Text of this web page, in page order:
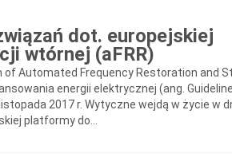
dot. europejskiej
wtórnej (aFRR)
of Automated Frequency Restoration and
energii elektrycznej (ang.
2017 r. Wytyczne wejdą w życie w
platformy do...